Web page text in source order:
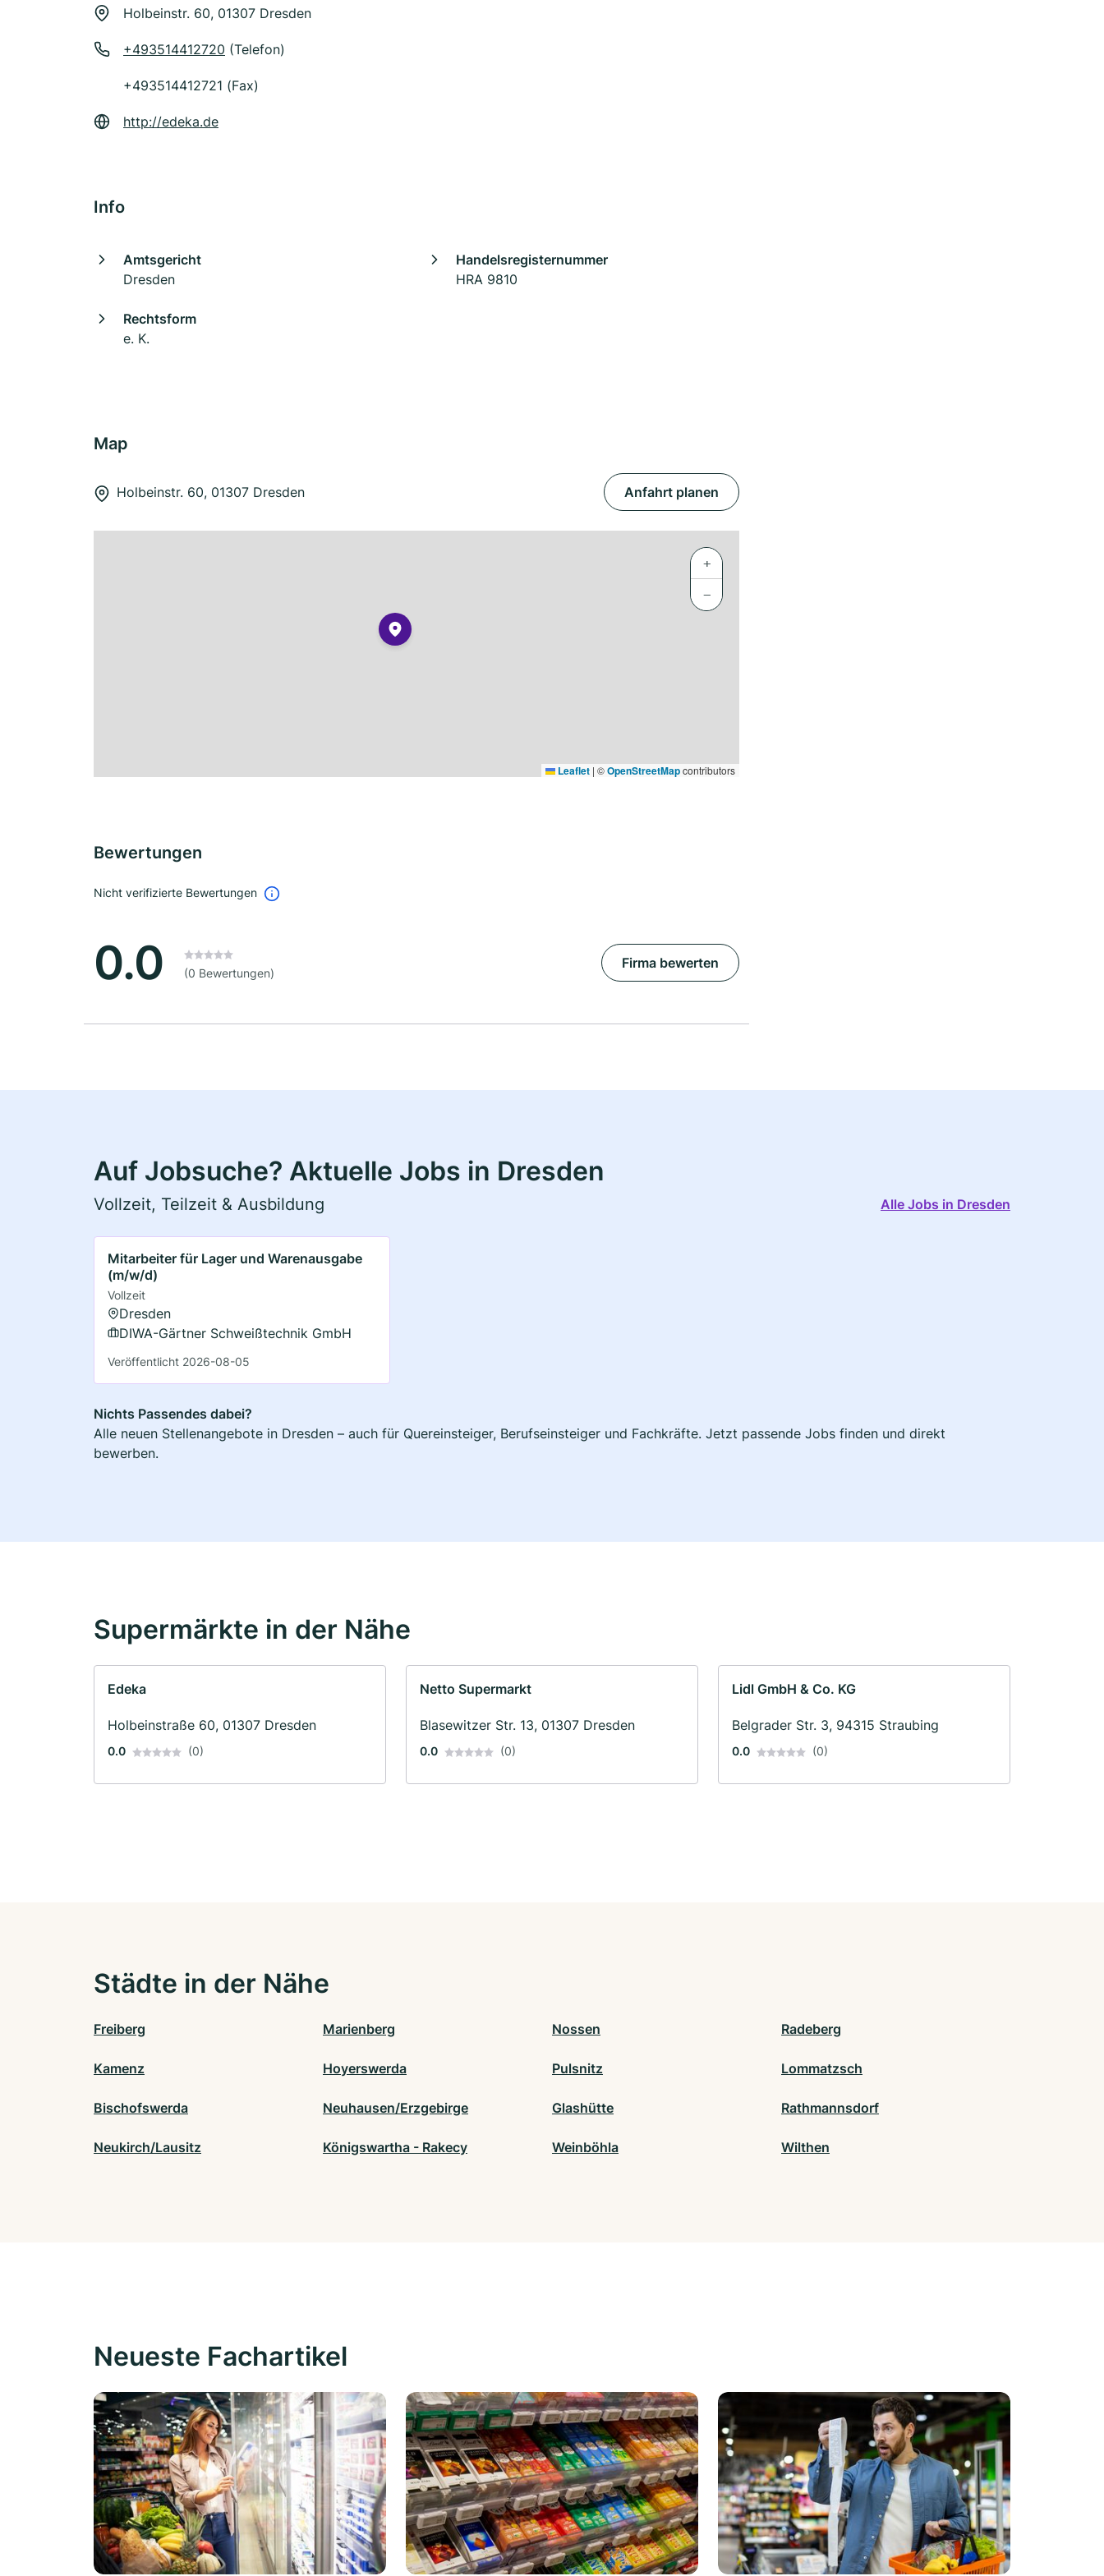
Holbeinstr. 60, 01307 Dresden
+493514412720 (Telefon)
+493514412721 (Fax)
http://edeka.de
Info
Amtsgericht
Dresden
Handelsregisternummer
HRA 9810
Rechtsform
e. K.
Map
Holbeinstr. 60, 01307 Dresden Anfahrt planen
+
−
Leaflet | ©OpenStreetMapcontributors
Bewertungen
Nicht verifizierte Bewertungen
0.0 (0 Bewertungen)
Firma bewerten
Auf Jobsuche? Aktuelle Jobs in Dresden
Vollzeit, Teilzeit & Ausbildung Alle Jobs in Dresden
Mitarbeiter für Lager und Warenausgabe
(m/w/d)
Vollzeit
Dresden
DIWA-Gärtner Schweißtechnik GmbH
Veröffentlicht 2026-08-05
Nichts Passendes dabei?
Alle neuen Stellenangebote in Dresden – auch für Quereinsteiger, Berufseinsteiger und Fachkräfte. Jetzt passende Jobs finden und direkt
bewerben.
Supermärkte in der Nähe
Edeka
Holbeinstraße 60, 01307 Dresden
0.0 (0)
Netto Supermarkt
Blasewitzer Str. 13, 01307 Dresden
0.0 (0)
Lidl GmbH & Co. KG
Belgrader Str. 3, 94315 Straubing
0.0 (0)
Städte in der Nähe
Freiberg Marienberg Nossen Radeberg
Kamenz Hoyerswerda Pulsnitz Lommatzsch
Bischofswerda Neuhausen/Erzgebirge Glashütte Rathmannsdorf
Neukirch/Lausitz Königswartha - Rakecy Weinböhla Wilthen
Neueste Fachartikel